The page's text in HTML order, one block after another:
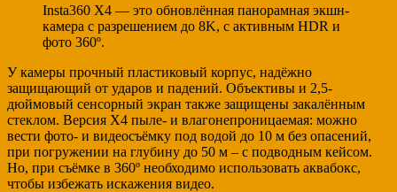
Insta360 Х4 — это обновлённая панорамная экшн-
камера с разрешением до 8K, с активным HDR и
фото 360º.
У камеры прочный пластиковый корпус, надёжно
защищающий от ударов и падений. Объективы и 2,5-
дюймовый сенсорный экран также защищены закалённым
стеклом. Версия Х4 пыле- и влагонепроницаемая: можно
вести фото- и видеосъёмку под водой до 10 м без опасений,
при погружении на глубину до 50 м – с подводным кейсом.
Но, при съёмке в 360º необходимо использовать аквабокс,
чтобы избежать искажения видео.